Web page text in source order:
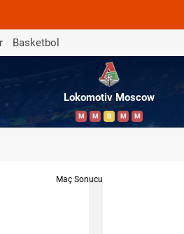
Basketbol
Lokomotiv Moscow
M M B M M
Maç Sonucu